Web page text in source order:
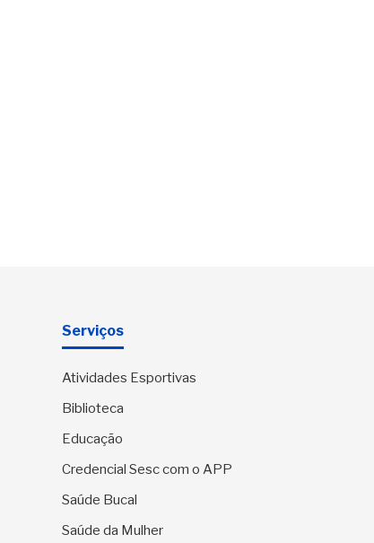
Serviços
Atividades Esportivas
Biblioteca
Educação
Credencial Sesc com o APP
Saúde Bucal
Saúde da Mulher